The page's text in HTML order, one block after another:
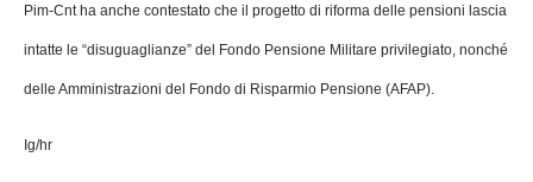
Pim-Cnt ha anche contestato che il progetto di riforma delle pensioni lascia
intatte le “disuguaglianze” del Fondo Pensione Militare privilegiato, nonché
delle Amministrazioni del Fondo di Risparmio Pensione (AFAP).
Ig/hr